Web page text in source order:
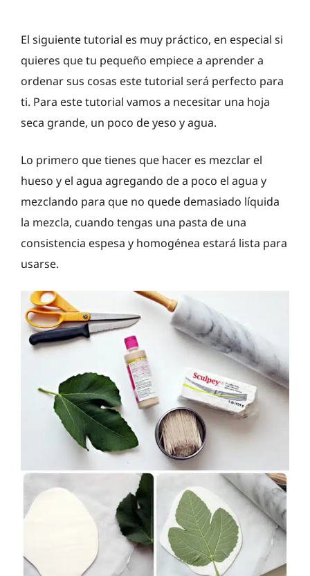
El siguiente tutorial es muy práctico, en especial si
quieres que tu pequeño empiece a aprender a
ordenar sus cosas este tutorial será perfecto para
ti. Para este tutorial vamos a necesitar una hoja
seca grande, un poco de yeso y agua.
Lo primero que tienes que hacer es mezclar el
hueso y el agua agregando de a poco el agua y
mezclando para que no quede demasiado líquida
la mezcla, cuando tengas una pasta de una
consistencia espesa y homogénea estará lista para
usarse.